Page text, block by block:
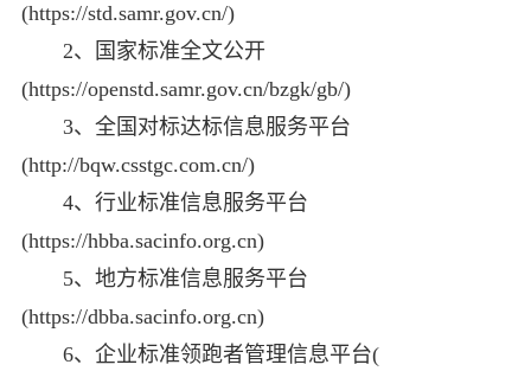
(https://std.samr.gov.cn/)
2、国家标准全文公开
(https://openstd.samr.gov.cn/bzgk/gb/)
3、全国对标达标信息服务平台
(http://bqw.csstgc.com.cn/)
4、 行业标准信息服务平台
(https://hbba.sacinfo.org.cn)
5、 地方标准信息服务平台
(https://dbba.sacinfo.org.cn)
6、企业标准领跑者管理信息平台(